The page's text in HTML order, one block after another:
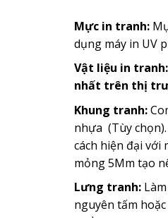
Mực in tranh:
dụng máy in UV
Vật liệu in tranh:
nhất trên thị
Khung tranh:
nhựa (Tùy
cách hiện đại với
mỏng 5Mm tạo
Lưng tranh:Làm
nguyên tấm